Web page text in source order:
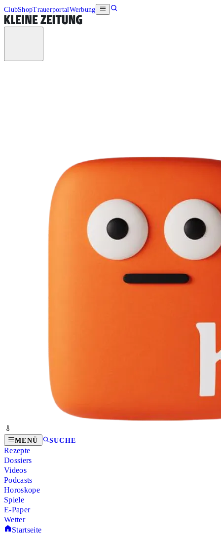
ClubShopTrauerportalWerbung
MENÜ SUCHE
Rezepte
Dossiers
Videos
Podcasts
Horoskope
Spiele
E-Paper
Wetter
Startseite